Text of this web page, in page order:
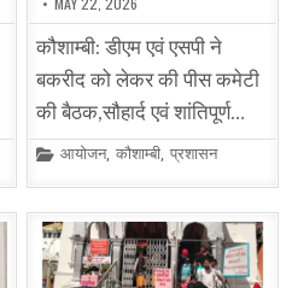
कौशाम्बी: डीएम एवं एसपी ने
बकरीद को लेकर की पीस कमेटी
की बैठक,सौहार्द एवं शांतिपूर्ण…
Posted
आयोजन,कौशाम्बी,प्रशासन